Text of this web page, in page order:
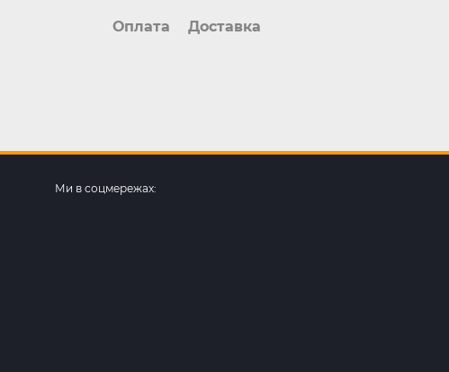
Оплата Доставка
Ми в соцмережах: